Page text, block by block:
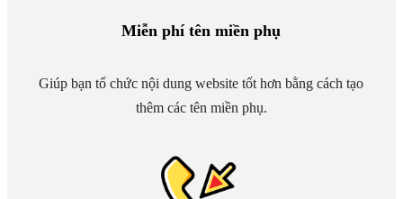
Miễn phí tên miền phụ
Giúp bạn tổ chức nội dung website tốt hơn bằng cách tạo
thêm các tên miền phụ.